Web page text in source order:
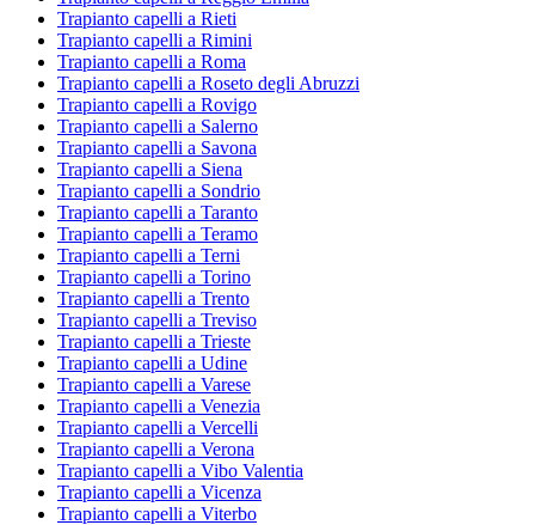
Trapianto capelli a Rieti
Trapianto capelli a Rimini
Trapianto capelli a Roma
Trapianto capelli a Roseto degli Abruzzi
Trapianto capelli a Rovigo
Trapianto capelli a Salerno
Trapianto capelli a Savona
Trapianto capelli a Siena
Trapianto capelli a Sondrio
Trapianto capelli a Taranto
Trapianto capelli a Teramo
Trapianto capelli a Terni
Trapianto capelli a Torino
Trapianto capelli a Trento
Trapianto capelli a Treviso
Trapianto capelli a Trieste
Trapianto capelli a Udine
Trapianto capelli a Varese
Trapianto capelli a Venezia
Trapianto capelli a Vercelli
Trapianto capelli a Verona
Trapianto capelli a Vibo Valentia
Trapianto capelli a Vicenza
Trapianto capelli a Viterbo